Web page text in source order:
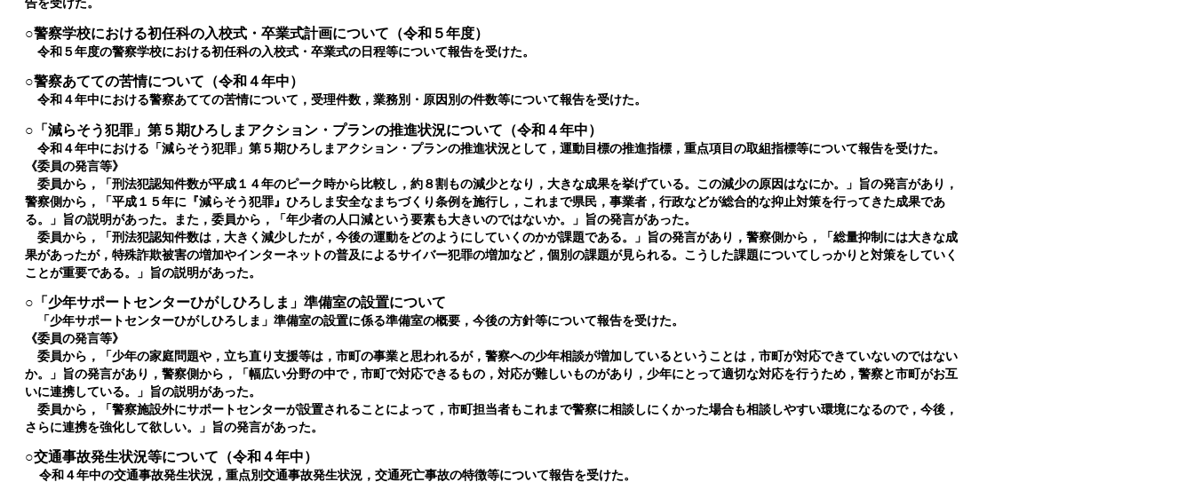
告を受けた。
○警察学校における初任科の入校式・卒業式計画について（令和５年度）
令和５年度の警察学校における初任科の入校式・卒業式の日程等について報告を受けた。
○警察あてての苦情について（令和４年中）
令和４年中における警察あてての苦情について，受理件数，業務別・原因別の件数等について報告を受けた。
○「減らそう犯罪」第５期ひろしまアクション・プランの推進状況について（令和４年中）
令和４年中における「減らそう犯罪」第５期ひろしまアクション・プランの推進状況として，運動目標の推進指標，重点項目の取組指標等について報告を受けた。
《委員の発言等》
委員から，「刑法犯認知件数が平成１４年のピーク時から比較し，約８割もの減少となり，大きな成果を挙げている。この減少の原因はなにか。」旨の発言があり，
警察側から，「平成１５年に『減らそう犯罪』ひろしま安全なまちづくり条例を施行し，これまで県民，事業者，行政などが総合的な抑止対策を行ってきた成果であ
る。」旨の説明があった。また，委員から，「年少者の人口減という要素も大きいのではないか。」旨の発言があった。
委員から，「刑法犯認知件数は，大きく減少したが，今後の運動をどのようにしていくのかが課題である。」旨の発言があり，警察側から，「総量抑制には大きな成
果があったが，特殊詐欺被害の増加やインターネットの普及によるサイバー犯罪の増加など，個別の課題が見られる。こうした課題についてしっかりと対策をしていく
ことが重要である。」旨の説明があった。
○「少年サポートセンターひがしひろしま」準備室の設置について
「少年サポートセンターひがしひろしま」準備室の設置に係る準備室の概要，今後の方針等について報告を受けた。
《委員の発言等》
委員から，「少年の家庭問題や，立ち直り支援等は，市町の事業と思われるが，警察への少年相談が増加しているということは，市町が対応できていないのではない
か。」旨の発言があり，警察側から，「幅広い分野の中で，市町で対応できるもの，対応が難しいものがあり，少年にとって適切な対応を行うため，警察と市町がお互
いに連携している。」旨の説明があった。
委員から，「警察施設外にサポートセンターが設置されることによって，市町担当者もこれまで警察に相談しにくかった場合も相談しやすい環境になるので，今後，
さらに連携を強化して欲しい。」旨の発言があった。
○交通事故発生状況等について（令和４年中）
令和４年中の交通事故発生状況，重点別交通事故発生状況，交通死亡事故の特徴等について報告を受けた。